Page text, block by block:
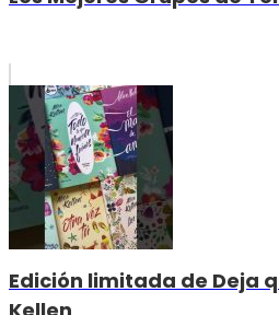
Edición limitada de Deja